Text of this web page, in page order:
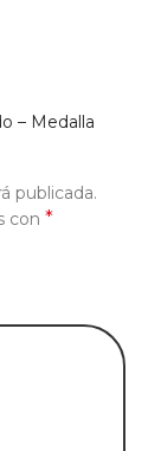
– Medalla
publicada.
con *